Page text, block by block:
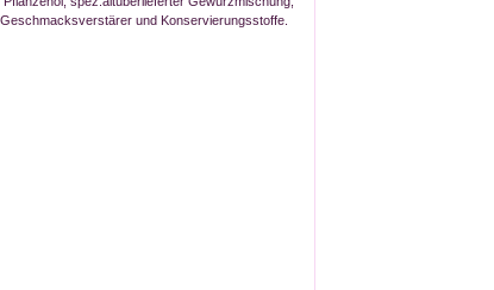
und Konservierungsstoffe.